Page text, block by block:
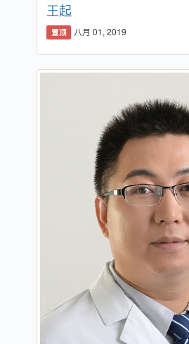
王起
置顶 八月 01, 2019